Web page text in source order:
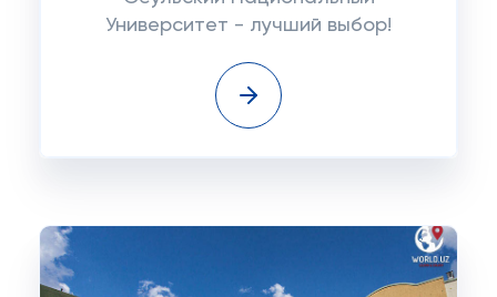
Университет - лучший выбор!